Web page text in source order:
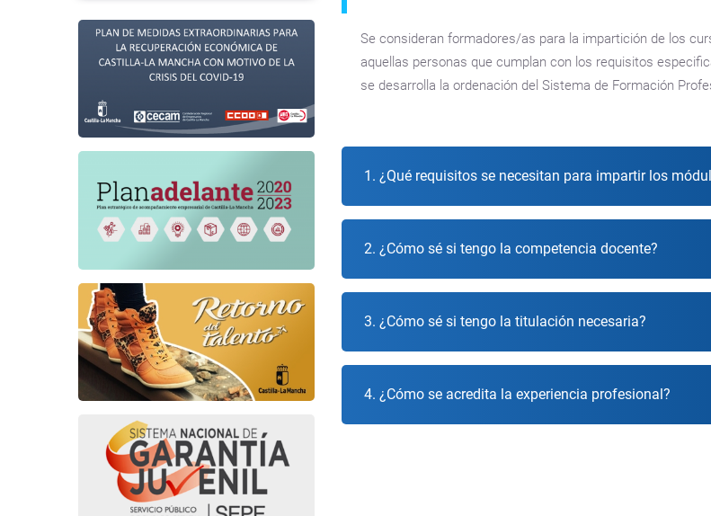
Se consideran formadores/as para la impartición de los
aquellas personas que cumplan con los requisitos
se desarrolla la ordenación del Sistema de Formación
1. ¿Qué requisitos se necesitan para impartir los
2. ¿Cómo sé si tengo la competencia docente?
3. ¿Cómo sé si tengo la titulación necesaria?
4. ¿Cómo se acredita la experiencia profesional?